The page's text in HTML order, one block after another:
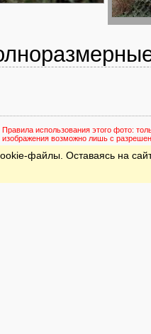
Правила использования этого фото:
изображения возможно лишь с
файлы. Оставаясь на